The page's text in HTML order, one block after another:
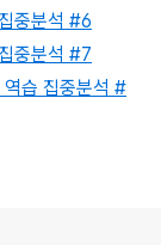
중분석 #6
중분석 #7
습 집중분석 #